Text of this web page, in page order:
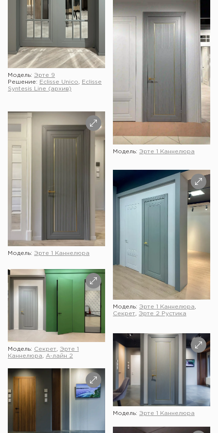
Модель: Эрте 9
Решение:
Eclisse Unico
Eclisse
Syntesis Line (архив)
Модель: Эрте 1 Каннелюра
Модель: Эрте 1 Каннелюра
Модель: Эрте 1 Каннелюра
Секрет
Эрте 2 Рустика
Модель: Секрет
Эрте 1
Каннелюра
А-лайн 2
Модель: Эрте 1 Каннелюра